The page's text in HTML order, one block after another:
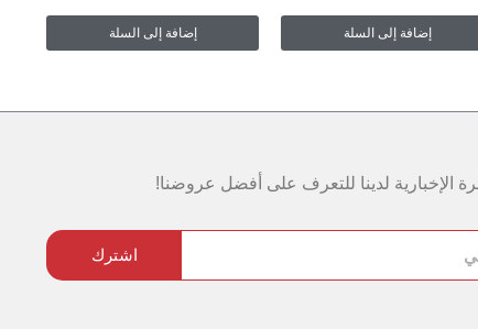
إضافة إلى السلة إضافة إلى السلة
الإخبارية لدينا للتعرف على أفضل عروضنا!
اشترك